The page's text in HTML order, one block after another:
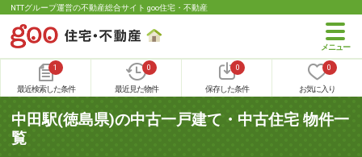
NTTグループ運営の不動産総合サイト goo住宅・不動産
1
最近検索した条件
0
最近見た物件
0
保存した条件
0
お気に入り
中田駅(徳島県)の中古一戸建て・中古住宅 物件一
覧